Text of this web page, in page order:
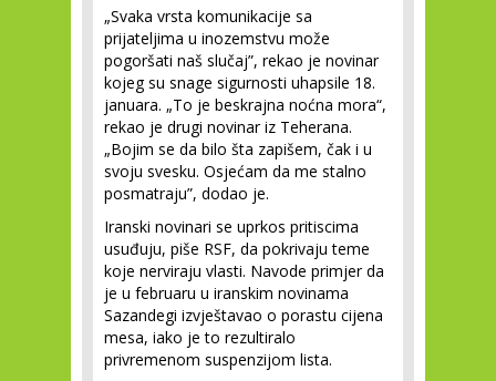
„Svaka vrsta komunikacije sa
prijateljima u inozemstvu može
pogoršati naš slučaj”, rekao je novinar
kojeg su snage sigurnosti uhapsile 18.
januara. „To je beskrajna noćna mora“,
rekao je drugi novinar iz Teherana.
„Bojim se da bilo šta zapišem, čak i u
svoju svesku. Osjećam da me stalno
posmatraju”, dodao je.
Iranski novinari se uprkos pritiscima
usuđuju, piše RSF, da pokrivaju teme
koje nerviraju vlasti. Navode primjer da
je u februaru u iranskim novinama
Sazandegi izvještavao o porastu cijena
mesa, iako je to rezultiralo
privremenom suspenzijom lista.